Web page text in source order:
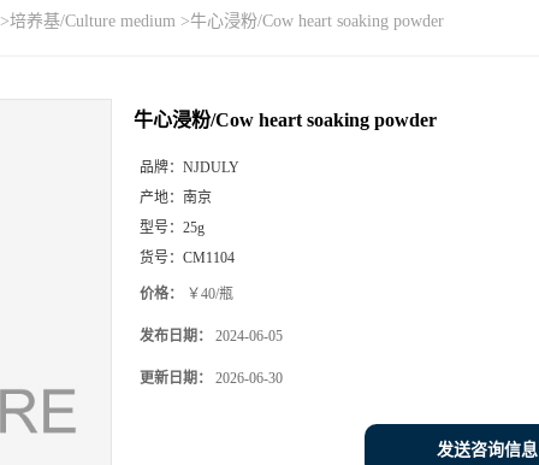
>培养基/Culture medium >牛心浸粉/Cow heart soaking powder
牛心浸粉/Cow heart soaking powder
品牌： NJDULY
产地： 南京
型号： 25g
货号： CM1104
价格： ￥40/瓶
发布日期： 2024-06-05
更新日期： 2026-06-30
发送咨询信息